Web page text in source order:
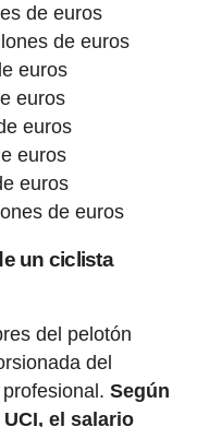
de euros
de euros
euros
euros
euros
euros
euros
de euros
un ciclista
del pelotón
del
Según
el salario